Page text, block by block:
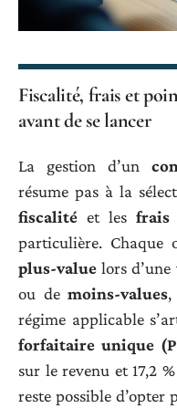
Fiscalité, frais et
avant de se lancer
La gestion d’un
résume pas à la
fiscalité et lesfrais
particulière. Chaque
plus-value lors d’une
ou demoins-values,
régime applicable
forfaitaire unique
sur le revenu et 17,2
reste possible d’opter